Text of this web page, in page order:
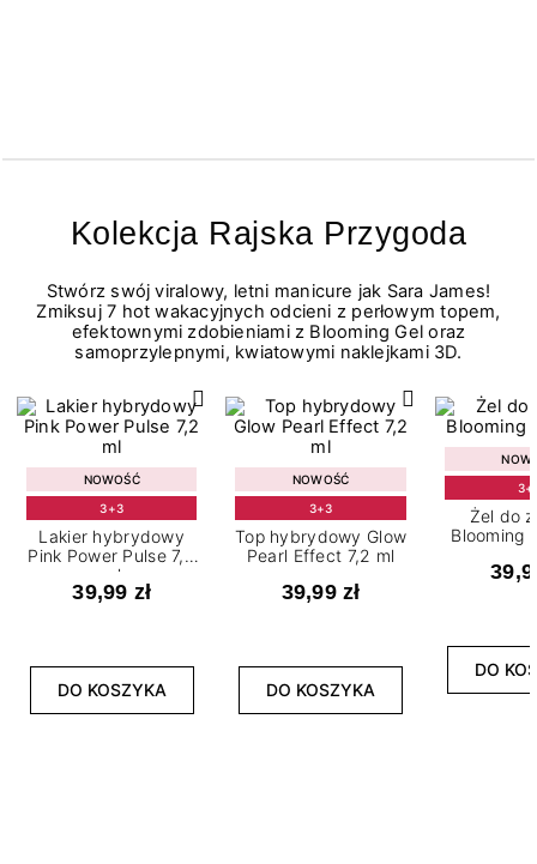
Kolekcja Rajska Przygoda
Stwórz swój viralowy, letni manicure jak Sara James!
Zmiksuj 7 hot wakacyjnych odcieni z perłowym topem,
efektownymi zdobieniami z Blooming Gel oraz
samoprzylepnymi, kwiatowymi naklejkami 3D.
NOWOŚĆ
3+3
Lakier hybrydowy
Pink Power Pulse 7,2
ml
39,99 zł
DO KOSZYKA
NOWOŚĆ
3+3
Top hybrydowy Glow
Pearl Effect 7,2 ml
39,99 zł
DO KOSZYKA
Żel do
Blooming
DO